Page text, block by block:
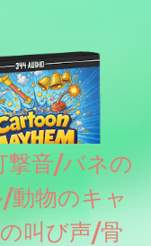
撃音/バネの
物のキャ
叫び声/骨